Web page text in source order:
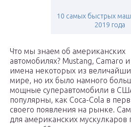
10 самых быстрых
2019 года
Что мы знаем об американских
автомобилях? Mustang, Camaro
имена некоторых из
мире, но их было намного
мощные суперавтомобили в
популярны, как Coca-Cola в
своего появления на рынке.
для американских мускулкаров